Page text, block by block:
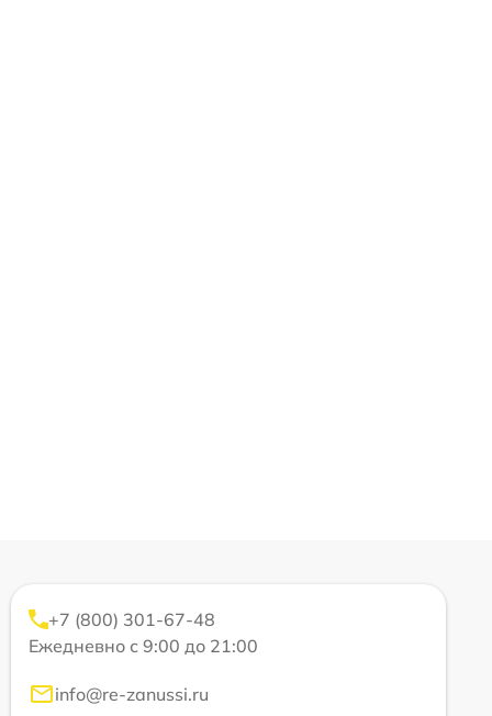
+7 (800) 301-67-48
Ежедневно с 9:00 до 21:00
info@re-zanussi.ru